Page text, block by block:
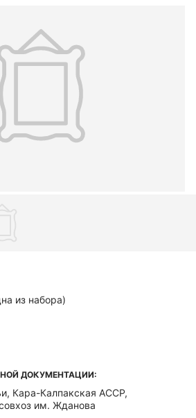
из набора)
ДОКУМЕНТАЦИИ:
Кара-Калпакская ACCP,
им. Жданова